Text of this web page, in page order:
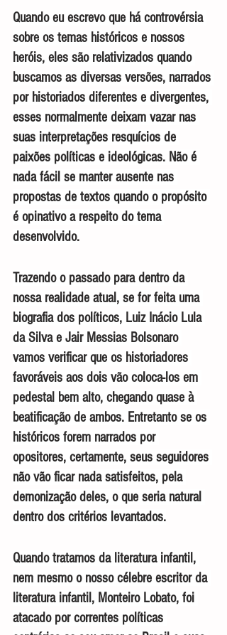
Quando eu escrevo que há controvérsia
sobre os temas históricos e nossos
heróis, eles são relativizados quando
buscamos as diversas versões, narrados
por historiados diferentes e divergentes,
esses normalmente deixam vazar nas
suas interpretações resquícios de
paixões políticas e ideológicas. Não é
nada fácil se manter ausente nas
propostas de textos quando o propósito
é opinativo a respeito do tema
desenvolvido.
Trazendo o passado para dentro da
nossa realidade atual, se for feita uma
biografia dos políticos, Luiz Inácio Lula
da Silva e Jair Messias Bolsonaro
vamos verificar que os historiadores
favoráveis aos dois vão coloca-los em
pedestal bem alto, chegando quase à
beatificação de ambos. Entretanto se os
históricos forem narrados por
opositores, certamente, seus seguidores
não vão ficar nada satisfeitos, pela
demonização deles, o que seria natural
dentro dos critérios levantados.
Quando tratamos da literatura infantil,
nem mesmo o nosso célebre escritor da
literatura infantil, Monteiro Lobato, foi
atacado por correntes políticas